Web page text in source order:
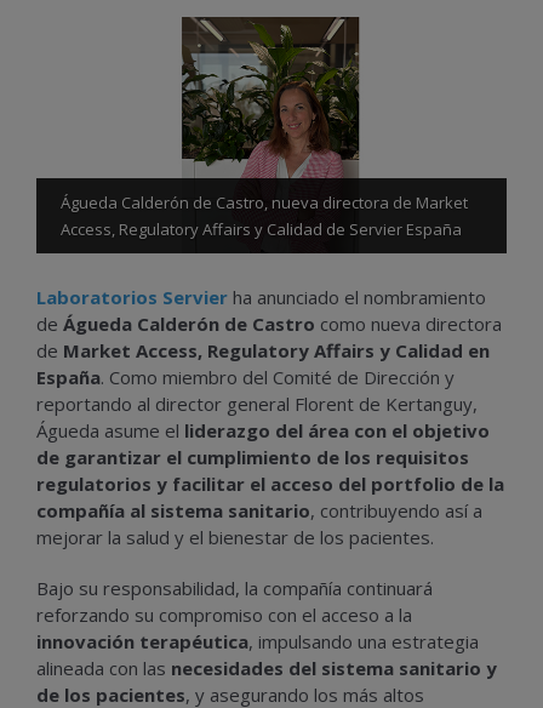
Águeda Calderón de Castro, nueva directora de Market
Access, Regulatory Affairs y Calidad de Servier España
Laboratorios Servier ha anunciado el nombramiento
de Águeda Calderón de Castro como nueva directora
de Market Access, Regulatory Affairs y Calidad en
España. Como miembro del Comité de Dirección y
reportando al director general Florent de Kertanguy,
Águeda asume el liderazgo del área con el objetivo
de garantizar el cumplimiento de los requisitos
regulatorios y facilitar el acceso del portfolio de la
compañía al sistema sanitario, contribuyendo así a
mejorar la salud y el bienestar de los pacientes.
Bajo su responsabilidad, la compañía continuará
reforzando su compromiso con el acceso a la
innovación terapéutica, impulsando una estrategia
alineada con las necesidades del sistema sanitario y
de los pacientes, y asegurando los más altos